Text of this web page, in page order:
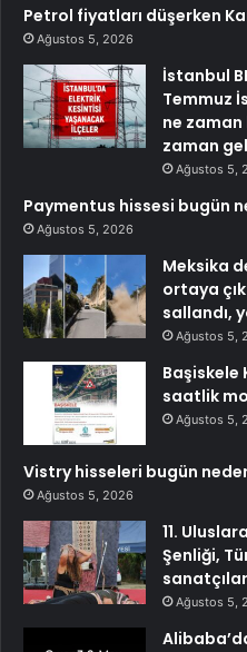
Petrol fiyatları düşerken
Ağustos 5, 2026
İstanbul
Temmuz
ne
zaman
Ağustos 5,
Paymentus hissesi bugün
Ağustos 5, 2026
Meksika
ortaya
sallandı,
Ağustos 5,
Başiskele
saatlik
Ağustos 5,
Vistry hisseleri bugün
Ağustos 5, 2026
11.
Şenliği,
Ağustos 5,